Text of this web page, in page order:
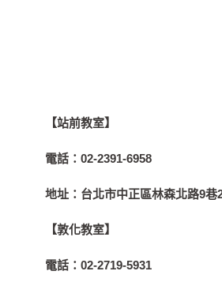
【站前教室】
電話：02-2391-6958
地址： 台北市中正區林森北路9巷
【敦化教室】
電話：02-2719-5931